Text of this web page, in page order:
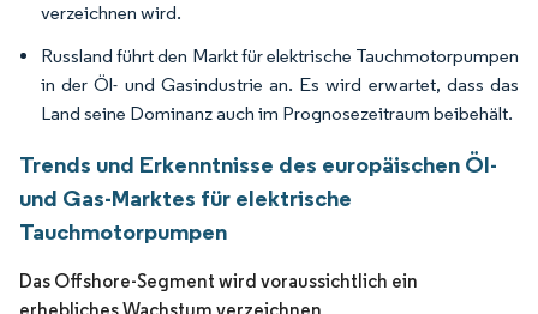
verzeichnen wird.
Russland führt den Markt für elektrische Tauchmotorpumpen
in der Öl- und Gasindustrie an. Es wird erwartet, dass das
Land seine Dominanz auch im Prognosezeitraum beibehält.
Trends und Erkenntnisse des europäischen Öl-
und Gas-Marktes für elektrische
Tauchmotorpumpen
Das Offshore-Segment wird voraussichtlich ein